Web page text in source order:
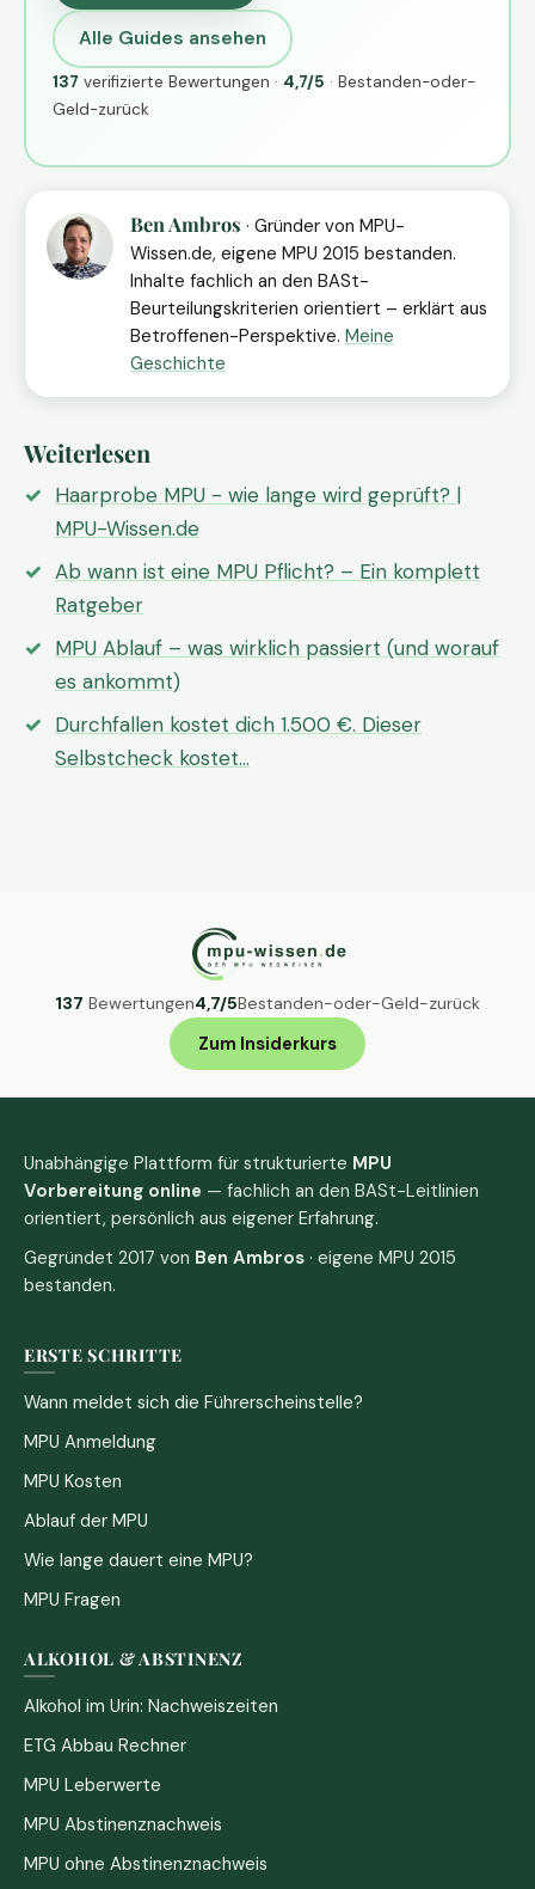
Alle Guides ansehen
137 verifizierte Bewertungen · 4,7/5 · Bestanden-oder-
Geld-zurück
Ben Ambros · Gründer von MPU-
Wissen.de, eigene MPU 2015 bestanden.
Inhalte fachlich an den BASt-
Beurteilungskriterien orientiert – erklärt aus
Betroffenen-Perspektive. Meine
Geschichte
Weiterlesen
Haarprobe MPU - wie lange wird geprüft? |
MPU-Wissen.de
Ab wann ist eine MPU Pflicht? – Ein komplett
Ratgeber
MPU Ablauf – was wirklich passiert (und worauf
es ankommt)
Durchfallen kostet dich 1.500 €. Dieser
Selbstcheck kostet…
137 Bewertungen4,7/5Bestanden-oder-Geld-zurück
Zum Insiderkurs
Unabhängige Plattform für strukturierte MPU
Vorbereitung online — fachlich an den BASt-Leitlinien
orientiert, persönlich aus eigener Erfahrung.
Gegründet 2017 von Ben Ambros · eigene MPU 2015
bestanden.
ERSTE SCHRITTE
Wann meldet sich die Führerscheinstelle?
MPU Anmeldung
MPU Kosten
Ablauf der MPU
Wie lange dauert eine MPU?
MPU Fragen
ALKOHOL & ABSTINENZ
Alkohol im Urin: Nachweiszeiten
ETG Abbau Rechner
MPU Leberwerte
MPU Abstinenznachweis
MPU ohne Abstinenznachweis